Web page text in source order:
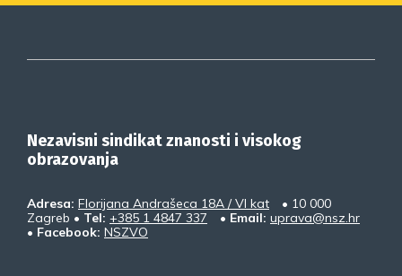
Nezavisni sindikat znanosti i visokog
obrazovanja
Adresa: Florijana Andrašeca 18A / VI kat
• 10 000
Zagreb • Tel: +385 1 4847 337 • Email: uprava@nsz.hr
• Facebook: NSZVO